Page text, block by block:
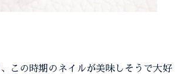
この時期のネイルが美味しそうで大好